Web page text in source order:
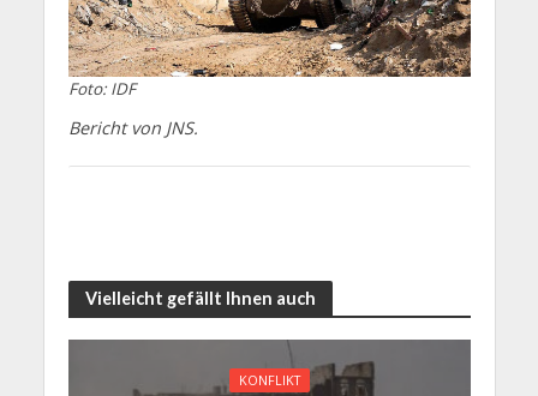
Foto: IDF
Bericht von JNS.
Vielleicht gefällt Ihnen auch
KONFLIKT